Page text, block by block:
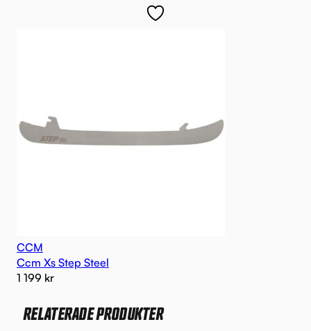
CCM
Ccm Xs Step Steel
1 199 kr
RELATERADE PRODUKTER